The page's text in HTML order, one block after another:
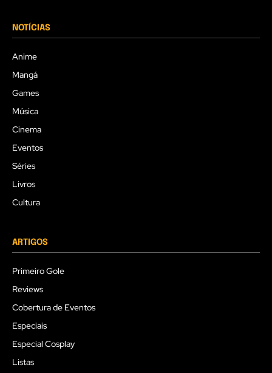
NOTÍCIAS
Anime
Mangá
Games
Música
Cinema
Eventos
Séries
Livros
Cultura
ARTIGOS
Primeiro Gole
Reviews
Cobertura de Eventos
Especiais
Especial Cosplay
Listas